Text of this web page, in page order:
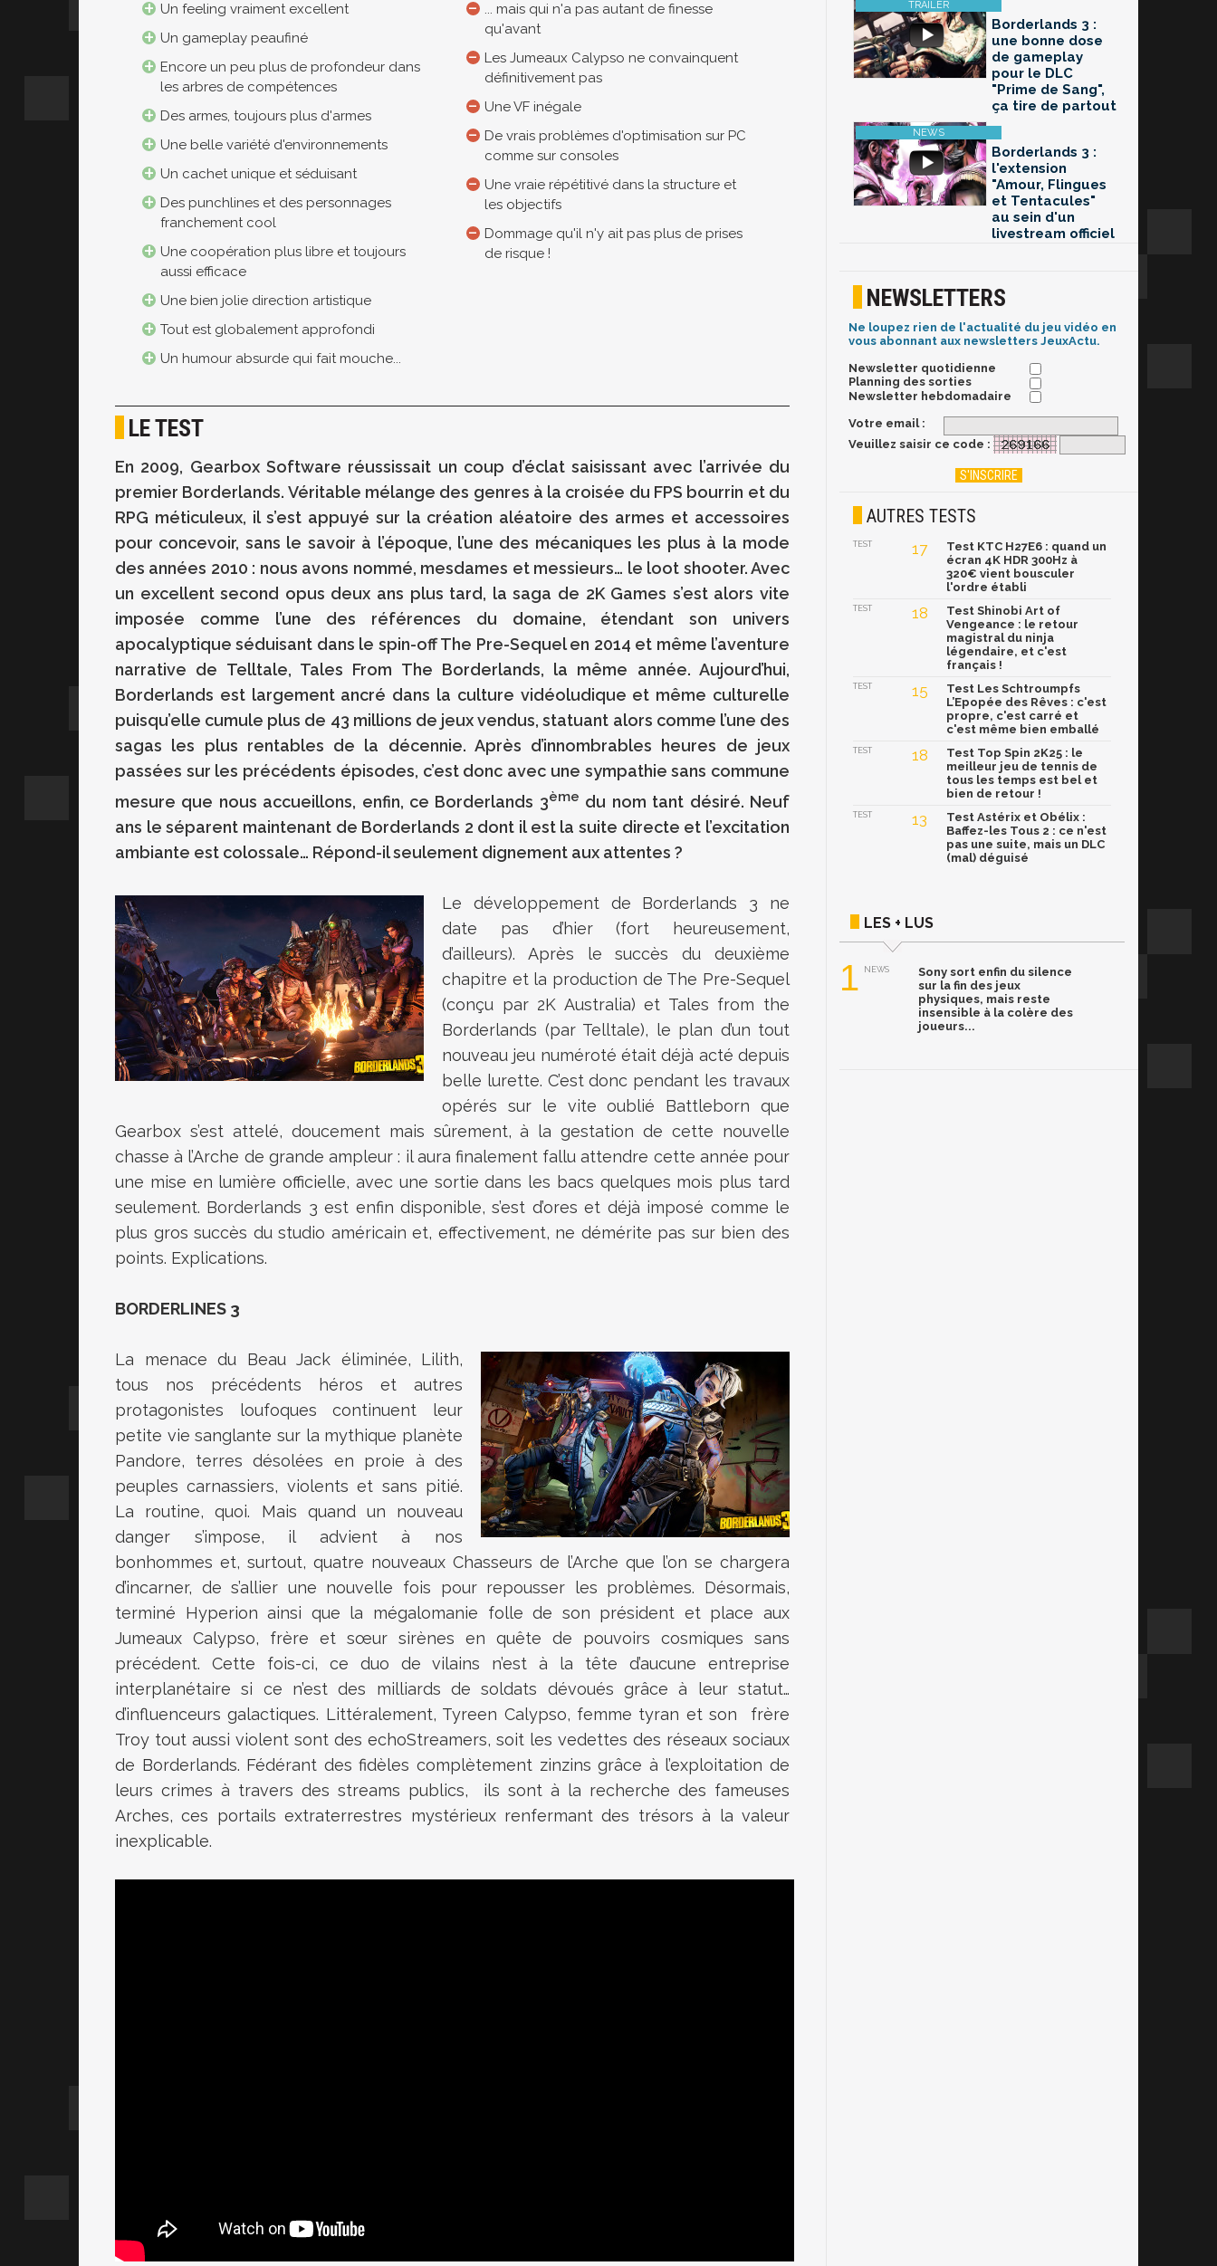
Un feeling vraiment excellent
Un gameplay peaufiné
Encore un peu plus de profondeur dans
les arbres de compétences
Des armes, toujours plus d'armes
Une belle variété d'environnements
Un cachet unique et séduisant
Des punchlines et des personnages
franchement cool
Une coopération plus libre et toujours
aussi efficace
Une bien jolie direction artistique
Tout est globalement approfondi
Un humour absurde qui fait mouche...
... mais qui n'a pas autant de finesse
qu'avant
Les Jumeaux Calypso ne convainquent
définitivement pas
Une VF inégale
De vrais problèmes d'optimisation sur PC
comme sur consoles
Une vraie répétitivé dans la structure et
les objectifs
Dommage qu'il n'y ait pas plus de prises
de risque !
LE TEST
En 2009, Gearbox Software réussissait un coup d’éclat saisissant avec l’arrivée du
premier Borderlands. Véritable mélange des genres à la croisée du FPS bourrin et du
RPG méticuleux, il s’est appuyé sur la création aléatoire des armes et accessoires
pour concevoir, sans le savoir à l’époque, l’une des mécaniques les plus à la mode
des années 2010 : nous avons nommé, mesdames et messieurs… le loot shooter. Avec
un excellent second opus deux ans plus tard, la saga de 2K Games s’est alors vite
imposée comme l’une des références du domaine, étendant son univers
apocalyptique séduisant dans le spin-off The Pre-Sequel en 2014 et même l’aventure
narrative de Telltale, Tales From The Borderlands, la même année. Aujourd’hui,
Borderlands est largement ancré dans la culture vidéoludique et même culturelle
puisqu’elle cumule plus de 43 millions de jeux vendus, statuant alors comme l’une des
sagas les plus rentables de la décennie. Après d’innombrables heures de jeux
passées sur les précédents épisodes, c’est donc avec une sympathie sans commune
mesure que nous accueillons, enfin, ce Borderlands 3ème du nom tant désiré. Neuf
ans le séparent maintenant de Borderlands 2 dont il est la suite directe et l’excitation
ambiante est colossale… Répond-il seulement dignement aux attentes ?
Le développement de Borderlands 3 ne
date pas d’hier (fort heureusement,
d’ailleurs). Après le succès du deuxième
chapitre et la production de The Pre-Sequel
(conçu par 2K Australia) et Tales from the
Borderlands (par Telltale), le plan d’un tout
nouveau jeu numéroté était déjà acté depuis
belle lurette. C’est donc pendant les travaux
opérés sur le vite oublié Battleborn que
Gearbox s’est attelé, doucement mais sûrement, à la gestation de cette nouvelle
chasse à l’Arche de grande ampleur : il aura finalement fallu attendre cette année pour
une mise en lumière officielle, avec une sortie dans les bacs quelques mois plus tard
seulement. Borderlands 3 est enfin disponible, s’est d’ores et déjà imposé comme le
plus gros succès du studio américain et, effectivement, ne démérite pas sur bien des
points. Explications.
BORDERLINES 3
La menace du Beau Jack éliminée, Lilith,
tous nos précédents héros et autres
protagonistes loufoques continuent leur
petite vie sanglante sur la mythique planète
Pandore, terres désolées en proie à des
peuples carnassiers, violents et sans pitié.
La routine, quoi. Mais quand un nouveau
danger s’impose, il advient à nos
bonhommes et, surtout, quatre nouveaux Chasseurs de l’Arche que l’on se chargera
d’incarner, de s’allier une nouvelle fois pour repousser les problèmes. Désormais,
terminé Hyperion ainsi que la mégalomanie folle de son président et place aux
Jumeaux Calypso, frère et sœur sirènes en quête de pouvoirs cosmiques sans
précédent. Cette fois-ci, ce duo de vilains n’est à la tête d’aucune entreprise
interplanétaire si ce n’est des milliards de soldats dévoués grâce à leur statut…
d’influenceurs galactiques. Littéralement, Tyreen Calypso, femme tyran et son frère
Troy tout aussi violent sont des echoStreamers, soit les vedettes des réseaux sociaux
de Borderlands. Fédérant des fidèles complètement zinzins grâce à l’exploitation de
leurs crimes à travers des streams publics, ils sont à la recherche des fameuses
Arches, ces portails extraterrestres mystérieux renfermant des trésors à la valeur
inexplicable.
Borderlands 3 :
une bonne dose
de gameplay
pour le DLC
"Prime de Sang",
ça tire de partout
Borderlands 3 :
l'extension
"Amour, Flingues
et Tentacules"
au sein d'un
livestream officiel
NEWSLETTERS
Ne loupez rien de l'actualité du jeu vidéo en
vous abonnant aux newsletters JeuxActu.
Newsletter quotidienne
Planning des sorties
Newsletter hebdomadaire
Votre email :
Veuillez saisir ce code :
AUTRES TESTS
TEST 17
Test KTC H27E6 : quand un
écran 4K HDR 300Hz à
320€ vient bousculer
l'ordre établi
TEST 18
Test Shinobi Art of
Vengeance : le retour
magistral du ninja
légendaire, et c'est
français !
TEST 15
Test Les Schtroumpfs
L’Epopée des Rêves : c'est
propre, c'est carré et
c'est même bien emballé
TEST 18
Test Top Spin 2K25 : le
meilleur jeu de tennis de
tous les temps est bel et
bien de retour !
TEST 13
Test Astérix et Obélix :
Baffez-les Tous 2 : ce n'est
pas une suite, mais un DLC
(mal) déguisé
LES + LUS
1 NEWS
Sony sort enfin du silence
sur la fin des jeux
physiques, mais reste
insensible à la colère des
joueurs...